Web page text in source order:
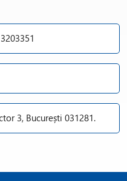
3, București 031281.